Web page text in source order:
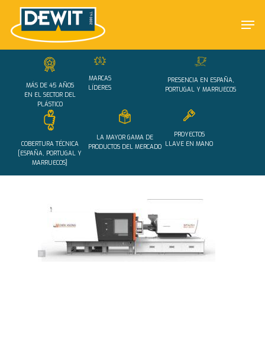
main
content
MÁS DE 45 AÑOS
EN EL SECTOR DEL
PLÁSTICO
MARCAS
LÍDERES
PRESENCIA EN ESPAÑA,
PORTUGAL Y MARRUECOS
COBERTURA TÉCNICA
[ESPAÑA, PORTUGAL Y
MARRUECOS]
LA MAYOR GAMA DE
PRODUCTOS DEL MERCADO
PROYECTOS
LLAVE EN MANO
Menu